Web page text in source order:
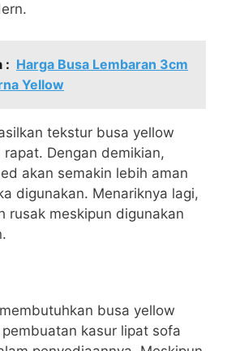
: Harga Busa Lembaran 3cm
Yellow
tekstur busa yellow
Dengan demikian,
akan semakin lebih aman
digunakan. Menariknya lagi,
rusak meskipun digunakan
busa yellow
kasur lipat sofa